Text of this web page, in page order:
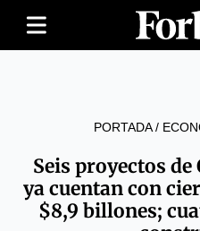
PORTADA/
Seis proyectos
ya cuentan con
$8,9 billones;